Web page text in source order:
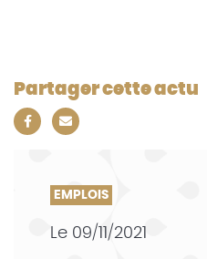
Partager cette actu
EMPLOIS
Le 09/11/2021